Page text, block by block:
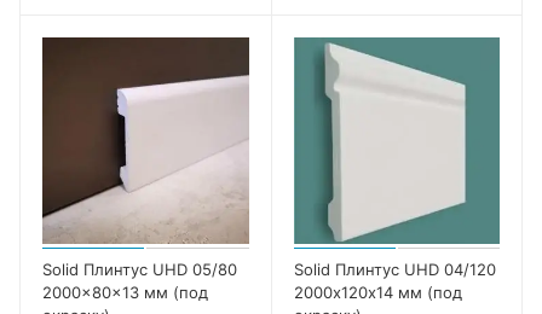
Solid Плинтус UHD 05/80
2000x80x13 мм (под
Solid Плинтус UHD 04/120
2000х120х14 мм (под